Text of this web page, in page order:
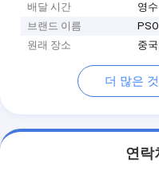
배달 시간
영
브랜드 이름
원래 장소
중국
더 많은
연락